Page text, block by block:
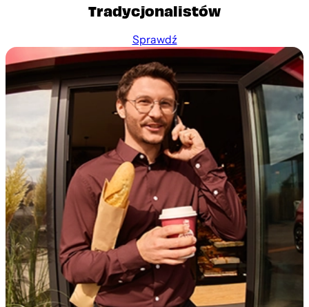
Tradycjonalistów
Sprawdź